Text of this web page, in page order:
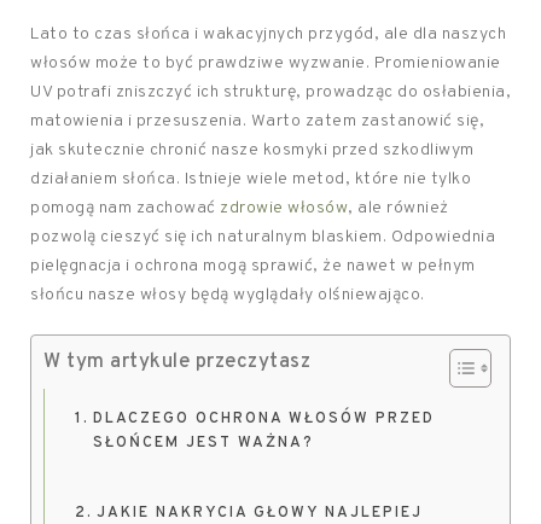
Lato to czas słońca i wakacyjnych przygód, ale dla naszych
włosów może to być prawdziwe wyzwanie. Promieniowanie
UV potrafi zniszczyć ich strukturę, prowadząc do osłabienia,
matowienia i przesuszenia. Warto zatem zastanowić się,
jak skutecznie chronić nasze kosmyki przed szkodliwym
działaniem słońca. Istnieje wiele metod, które nie tylko
pomogą nam zachować zdrowie włosów, ale również
pozwolą cieszyć się ich naturalnym blaskiem. Odpowiednia
pielęgnacja i ochrona mogą sprawić, że nawet w pełnym
słońcu nasze włosy będą wyglądały olśniewająco.
W tym artykule przeczytasz
DLACZEGO OCHRONA WŁOSÓW PRZED
SŁOŃCEM JEST WAŻNA?
JAKIE NAKRYCIA GŁOWY NAJLEPIEJ